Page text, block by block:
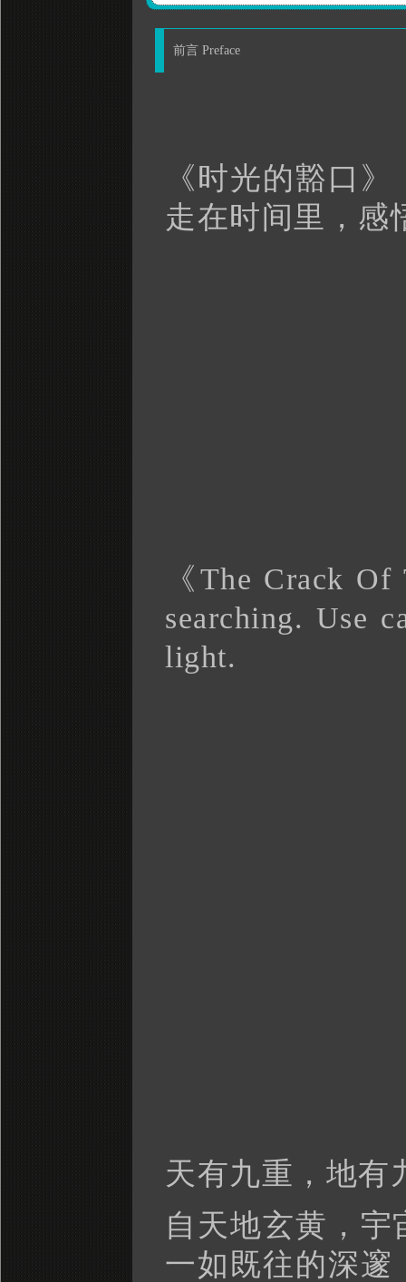
前言 Preface
《时光的豁口
走在时间里，感
《 The Crack Of
searching. Use
light.
天有九重，地有
自天地玄黄，
一如既往的深邃